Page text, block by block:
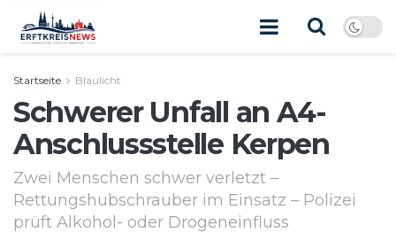
Startseite Blaulicht
Schwerer Unfall an A4-
Anschlussstelle Kerpen
Zwei Menschen schwer verletzt –
Rettungshubschrauber im Einsatz – Polizei
prüft Alkohol- oder Drogeneinfluss